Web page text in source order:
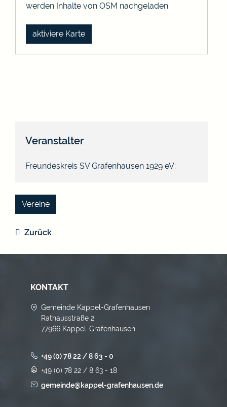
werden Inhalte von OSM nachgeladen.
aktiviere Karte
Veranstalter
Freundeskreis SV Grafenhausen 1929 eV:
Vereine
Zurück
KONTAKT
Gemeinde Kappel-Grafenhausen
Rathausstraße 2
77966 Kappel-Grafenhausen
+49 (0) 78 22 / 8 63 - 0
+49 (0) 78 22 / 8 63 - 18
gemeinde@kappel-grafenhausen.de